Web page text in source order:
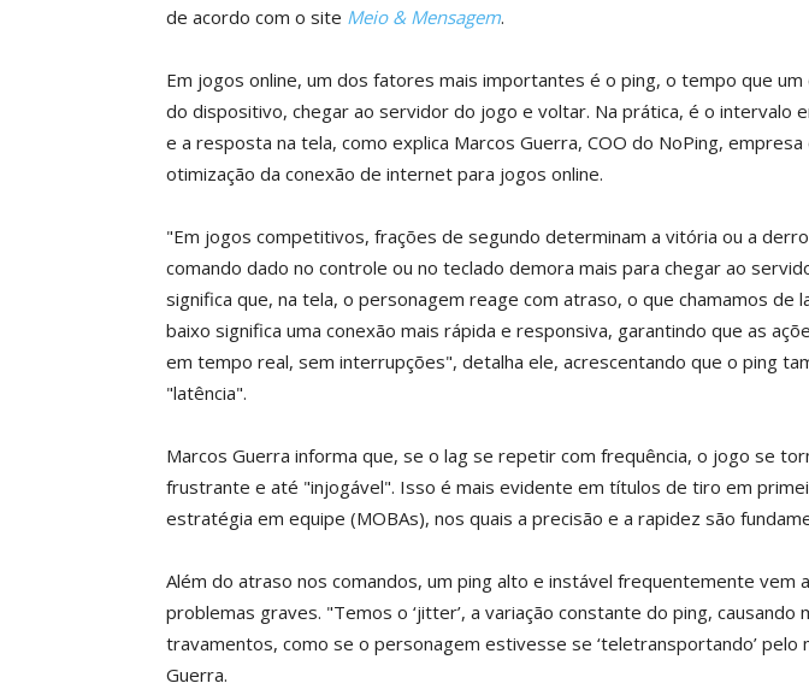
de acordo com o site Meio & Mensagem.
Em jogos online, um dos fatores mais importantes é o ping, o tempo que um
do dispositivo, chegar ao servidor do jogo e voltar. Na prática, é o intervalo
e a resposta na tela, como explica Marcos Guerra, COO do NoPing, empresa
otimização da conexão de internet para jogos online.
"Em jogos competitivos, frações de segundo determinam a vitória ou a
comando dado no controle ou no teclado demora mais para chegar ao
significa que, na tela, o personagem reage com atraso, o que chamamos de
baixo significa uma conexão mais rápida e responsiva, garantindo que as
em tempo real, sem interrupções", detalha ele, acrescentando que o ping
"latência".
Marcos Guerra informa que, se o lag se repetir com frequência, o jogo se
frustrante e até "injogável". Isso é mais evidente em títulos de tiro em
estratégia em equipe (MOBAs), nos quais a precisão e a rapidez são
Além do atraso nos comandos, um ping alto e instável frequentemente vem
problemas graves. "Temos o ‘jitter’, a variação constante do ping, causando
travamentos, como se o personagem estivesse se ‘teletransportando’ pelo
Guerra.